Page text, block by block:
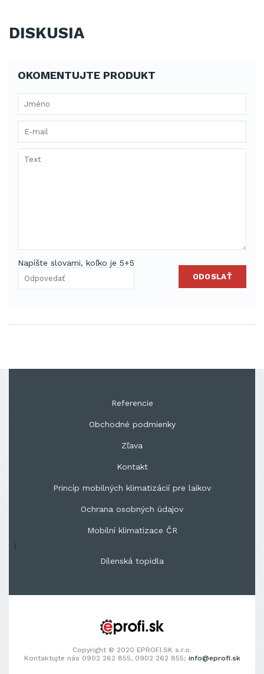
DISKUSIA
OKOMENTUJTE PRODUKT
Napíšte slovami, koľko je 5+5
ODOSLAŤ
Referencie
Obchodné podmienky
Zľava
Kontakt
Princíp mobilných klimatizácií pre laikov
Ochrana osobných údajov
Mobilní klimatizace ČR
|
Dílenská topidla
Copyright © 2020 EPROFI.SK s.r.o.
Kontaktujte nás 0902 262 855, 0902 262 855; info@eprofi.sk